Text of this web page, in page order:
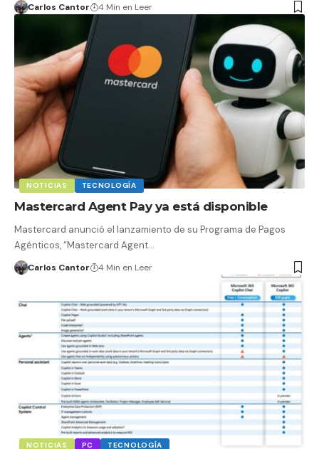
Carlos Cantor 4 Min en Leer
NOTICIAS TECNOLOGÍA
Mastercard Agent Pay ya está disponible
Mastercard anunció el lanzamiento de su Programa de Pagos
Agénticos, “Mastercard Agent…
Carlos Cantor 4 Min en Leer
NOTICIAS PC TECNOLOGÍA